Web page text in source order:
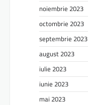
noiembrie 2023
octombrie 2023
septembrie 2023
august 2023
iulie 2023
iunie 2023
mai 2023